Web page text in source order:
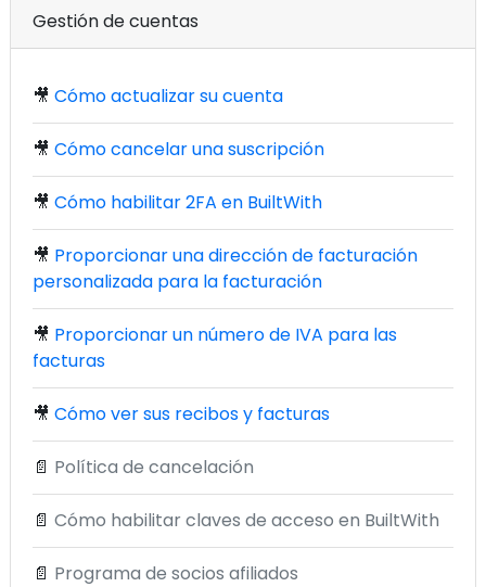
Gestión de cuentas
🎥 Cómo actualizar su cuenta
🎥 Cómo cancelar una suscripción
🎥 Cómo habilitar 2FA en BuiltWith
🎥 Proporcionar una dirección de facturación
personalizada para la facturación
🎥 Proporcionar un número de IVA para las
facturas
🎥 Cómo ver sus recibos y facturas
📄 Política de cancelación
📄 Cómo habilitar claves de acceso en BuiltWith
📄 Programa de socios afiliados